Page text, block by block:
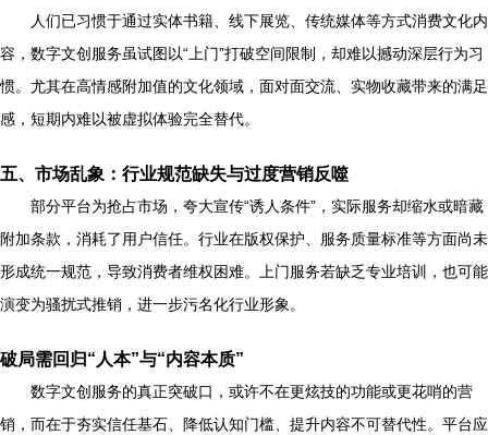
人们已习惯于通过实体书籍、线下展览、传统媒体等方式消费文化内
容，数字文创服务虽试图以“上门”打破空间限制，却难以撼动深层行为习
惯。尤其在高情感附加值的文化领域，面对面交流、实物收藏带来的满足
感，短期内难以被虚拟体验完全替代。
五、市场乱象：行业规范缺失与过度营销反噬
部分平台为抢占市场，夸大宣传“诱人条件”，实际服务却缩水或暗藏
附加条款，消耗了用户信任。行业在版权保护、服务质量标准等方面尚未
形成统一规范，导致消费者维权困难。上门服务若缺乏专业培训，也可能
演变为骚扰式推销，进一步污名化行业形象。
破局需回归“人本”与“内容本质”
数字文创服务的真正突破口，或许不在更炫技的功能或更花哨的营
销，而在于夯实信任基石、降低认知门槛、提升内容不可替代性。平台应